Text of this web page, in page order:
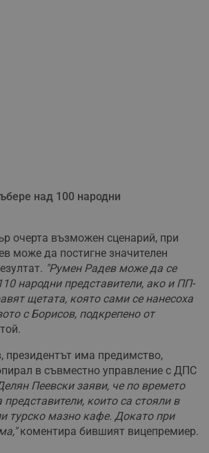
над 100 народни
очерта възможен сценарий, при
може да постигне значителен
"Румен Радев може да се
народни представители, ако и ПП-
щетата, която сами се нанесоха
с Борисов, подкрепено от
президентът има предимство,
в съвместно управление с ДПС
Пеевски заяви, че по времето
които са стояли в
турско мазно кафе. Докато при
коментира бившият вицепремиер.